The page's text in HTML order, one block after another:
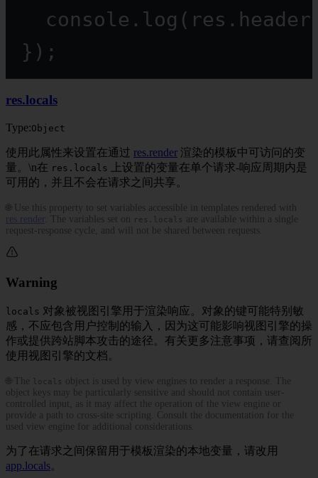
console. log
});
res.locals
Type:Object
使用此属性来设置在通过 res.render 渲染的模板中可访问的变
量。\n在 res.locals
上设置的变量在单个请求-响应周期内是
可用的，并且不会在请求之间共享。
🌐 Use this property to set variables accessible in templates rendered with
res.render
. The variables set on res.locals
are available within a single
request-response cycle, and will not be shared between requests.
Warning
locals 对象被视图引擎用于渲染响应。对象的键可能特别敏
感，不应包含用户控制的输入，因为这可能影响视图引擎的操
作或提供跨站脚本攻击的途径。有关更多注意事项，请查阅所
使用视图引擎的文档。
🌐 The locals object is used by view engines to render a response. The
object keys may be particularly sensitive and should not contain user-
controlled input, as it may affect the operation of the view engine or
provide a path to cross-site scripting. Consult the documentation for the
used view engine for additional considerations.
为了在请求之间保留用于模板渲染的本地变量，请改用
app.locals。